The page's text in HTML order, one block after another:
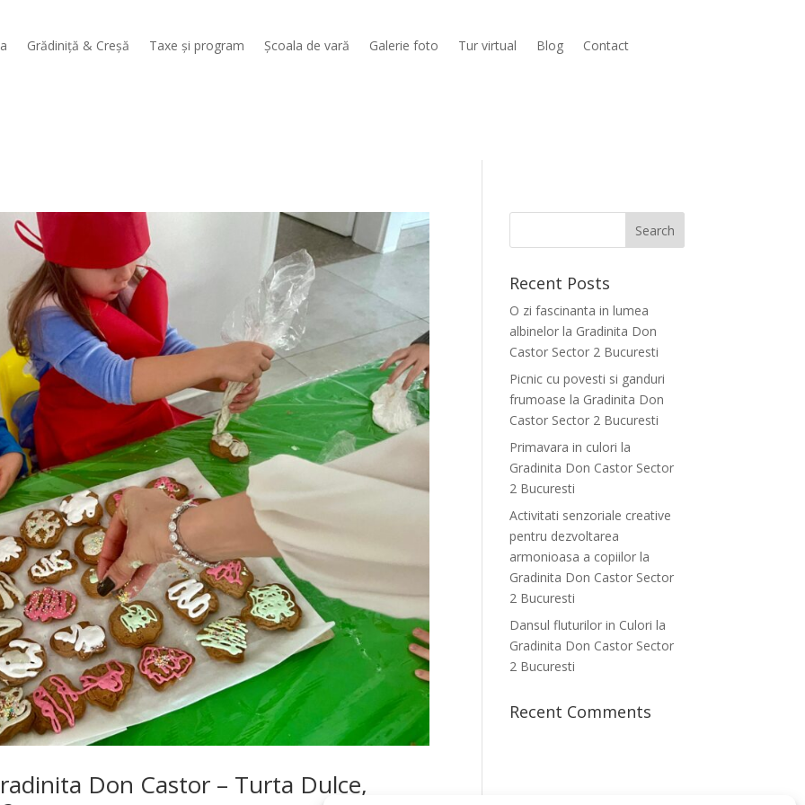
Grădiniță & Creșă Taxe și program Școala de vară Galerie foto Tur virtual Blog Contact
Don Castor – Turta Dulce,
Recent Posts
O zi fascinanta in lumea
albinelor la Gradinita Don
Castor Sector 2 Bucuresti
Picnic cu povesti si ganduri
frumoase la Gradinita Don
Castor Sector 2 Bucuresti
Primavara in culori la
Gradinita Don Castor Sector
2 Bucuresti
Activitati senzoriale creative
pentru dezvoltarea
armonioasa a copiilor la
Gradinita Don Castor Sector
2 Bucuresti
Dansul fluturilor in Culori la
Gradinita Don Castor Sector
2 Bucuresti
Recent Comments